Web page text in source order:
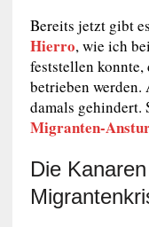
Bereits jetzt gibt
Hierro, wie ich
feststellen
betrieben werden.
damals gehindert.
Migranten-
Die